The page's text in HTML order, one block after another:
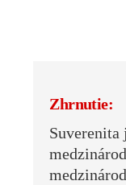
Zhrnutie: